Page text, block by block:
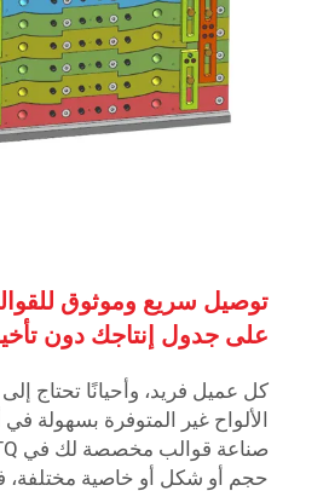
توصيل سريع وموثوق
على جدول إنتاجك دون
كل عميل فريد، وأحيانًا تحتاج
الألواح غير المتوفرة بسهولة
حجم أو شكل أو خاصية مختلفة،